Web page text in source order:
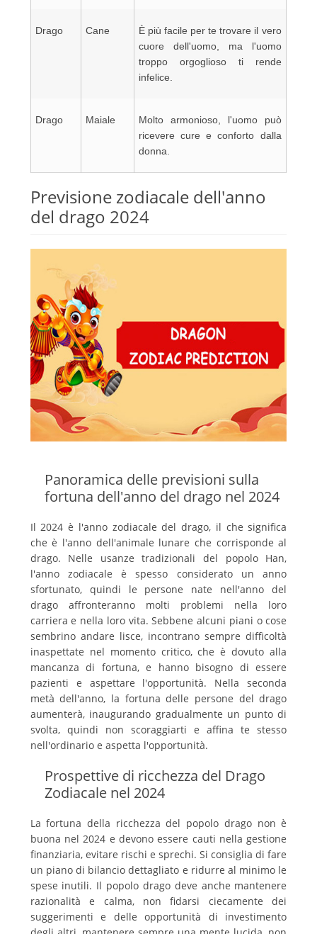
Drago Cane
È più facile per te trovare il vero
cuore dell'uomo, ma l'uomo
troppo orgoglioso ti rende
infelice.
Drago Maiale
Molto armonioso, l'uomo può
ricevere cure e conforto dalla
donna.
Previsione zodiacale dell'anno
del drago 2024
Panoramica delle previsioni sulla
fortuna dell'anno del drago nel 2024
Il 2024 è l'anno zodiacale del drago, il che significa
che è l'anno dell'animale lunare che corrisponde al
drago. Nelle usanze tradizionali del popolo Han,
l'anno zodiacale è spesso considerato un anno
sfortunato, quindi le persone nate nell'anno del
drago affronteranno molti problemi nella loro
carriera e nella loro vita. Sebbene alcuni piani o cose
sembrino andare lisce, incontrano sempre difficoltà
inaspettate nel momento critico, che è dovuto alla
mancanza di fortuna, e hanno bisogno di essere
pazienti e aspettare l'opportunità. Nella seconda
metà dell'anno, la fortuna delle persone del drago
aumenterà, inaugurando gradualmente un punto di
svolta, quindi non scoraggiarti e affina te stesso
nell'ordinario e aspetta l'opportunità.
Prospettive di ricchezza del Drago
Zodiacale nel 2024
La fortuna della ricchezza del popolo drago non è
buona nel 2024 e devono essere cauti nella gestione
finanziaria, evitare rischi e sprechi. Si consiglia di fare
un piano di bilancio dettagliato e ridurre al minimo le
spese inutili. Il popolo drago deve anche mantenere
razionalità e calma, non fidarsi ciecamente dei
suggerimenti e delle opportunità di investimento